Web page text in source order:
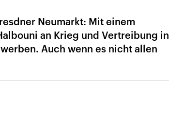
Neumarkt: Mit einem
an Krieg und Vertreibung in
Auch wenn es nicht allen